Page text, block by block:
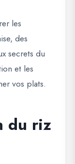
les
, des
secrets du
et les
vos plats.
du riz